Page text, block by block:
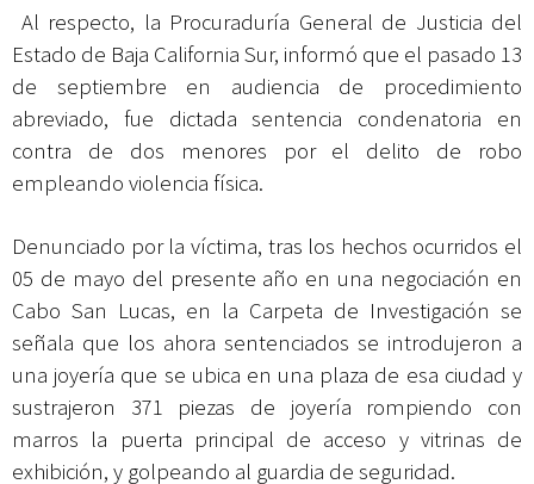
Al respecto, la Procuraduría General de Justicia del
Estado de Baja California Sur, informó que el pasado 13
de septiembre en audiencia de procedimiento
abreviado, fue dictada sentencia condenatoria en
contra de dos menores por el delito de robo
empleando violencia física.
Denunciado por la víctima, tras los hechos ocurridos el
05 de mayo del presente año en una negociación en
Cabo San Lucas, en la Carpeta de Investigación se
señala que los ahora sentenciados se introdujeron a
una joyería que se ubica en una plaza de esa ciudad y
sustrajeron 371 piezas de joyería rompiendo con
marros la puerta principal de acceso y vitrinas de
exhibición, y golpeando al guardia de seguridad.